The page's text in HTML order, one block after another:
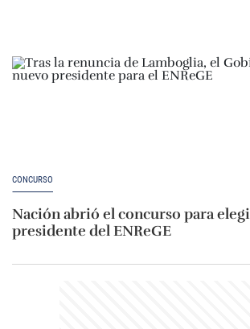
CONCURSO
Nación abrió el concurso para
presidente del ENReGE